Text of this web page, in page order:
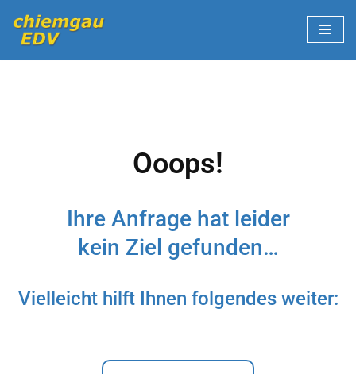
Zum
Inhalt
Ooops!
Ihre Anfrage hat leider
kein Ziel gefunden…
Vielleicht hilft Ihnen folgendes weiter: